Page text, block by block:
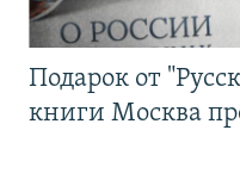
Подарок от
книги Москва